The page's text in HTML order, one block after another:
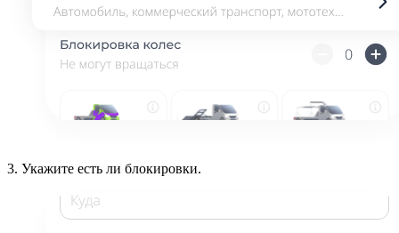
3. Укажите есть ли блокировки.